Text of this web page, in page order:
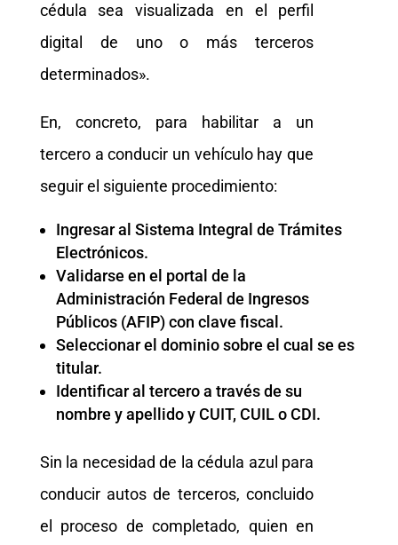
cédula sea visualizada en el perfil
digital de uno o más terceros
determinados».
En, concreto, para habilitar a un
tercero a conducir un vehículo hay que
seguir el siguiente procedimiento:
Ingresar al Sistema Integral de Trámites
Electrónicos.
Validarse en el portal de la
Administración Federal de Ingresos
Públicos (AFIP) con clave fiscal.
Seleccionar el dominio sobre el cual se es
titular.
Identificar al tercero a través de su
nombre y apellido y CUIT, CUIL o CDI.
Sin la necesidad de la cédula azul para
conducir autos de terceros, concluido
el proceso de completado, quien en